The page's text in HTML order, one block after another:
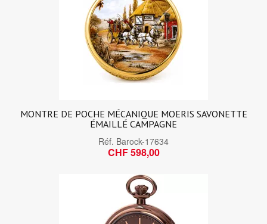
MONTRE DE POCHE MÉCANIQUE MOERIS SAVONETTE
ÉMAILLÉ CAMPAGNE
Réf. Barock-17634
CHF 598,00